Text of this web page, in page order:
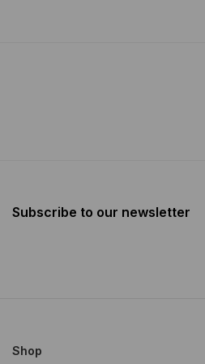
Subscribe to our newsletter
Shop